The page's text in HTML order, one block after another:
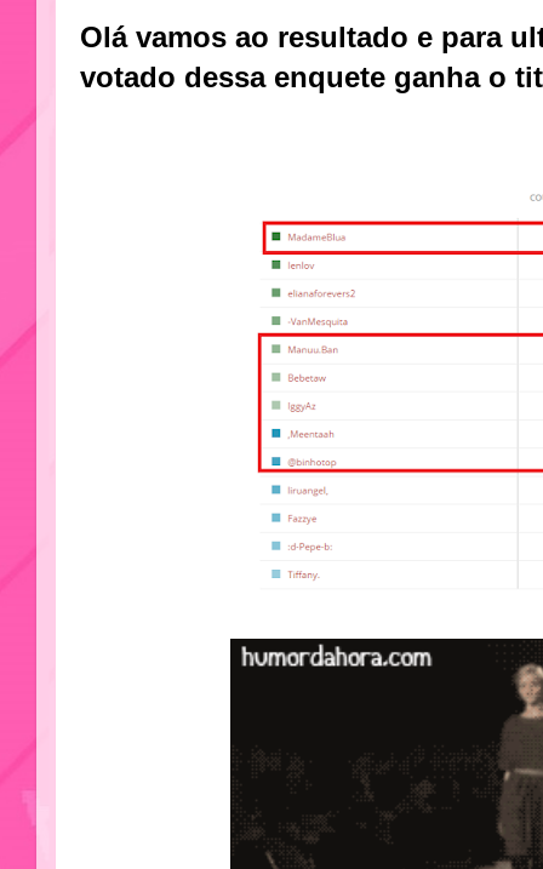
Olá vamos ao resultado e para
votado dessa enquete ganha o